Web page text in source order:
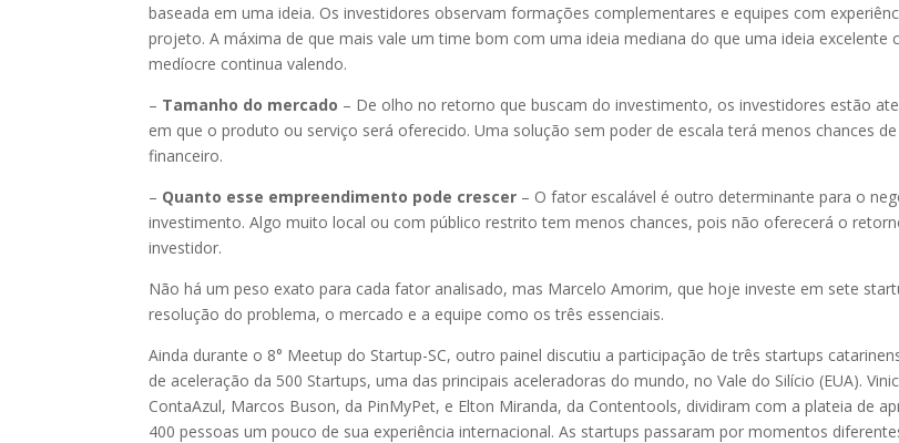
baseada em uma ideia. Os investidores observam formações complementares e equipes com
projeto. A máxima de que mais vale um time bom com uma ideia mediana do que uma ideia excelente
medíocre continua valendo.
– Tamanho do mercado – De olho no retorno que buscam do investimento, os investidores estão
em que o produto ou serviço será oferecido. Uma solução sem poder de escala terá menos chances
financeiro.
– Quanto esse empreendimento pode crescer – O fator escalável é outro determinante para o
investimento. Algo muito local ou com público restrito tem menos chances, pois não oferecerá o
investidor.
Não há um peso exato para cada fator analisado, mas Marcelo Amorim, que hoje investe em sete
resolução do problema, o mercado e a equipe como os três essenciais.
Ainda durante o 8° Meetup do Startup-SC, outro painel discutiu a participação de três startups
de aceleração da 500 Startups, uma das principais aceleradoras do mundo, no Vale do Silício (EUA).
ContaAzul, Marcos Buson, da PinMyPet, e Elton Miranda, da Contentools, dividiram com a plateia de
400 pessoas um pouco de sua experiência internacional. As startups passaram por momentos